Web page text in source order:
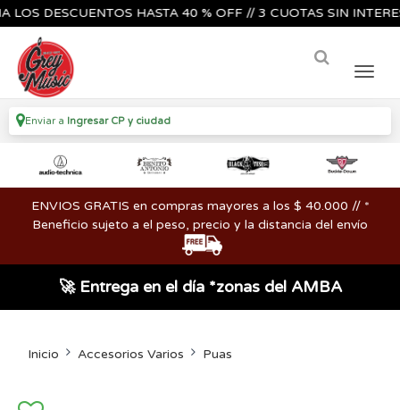
DESCUENTOS HASTA 40 % OFF // 3 CUOTAS SIN
Enviar a Ingresar CP y ciudad
ENVIOS GRATIS en compras mayores a los $ 40.000 // *
Beneficio sujeto a el peso, precio y la distancia del envío
🚀 Entrega en el día *zonas del AMBA
Inicio Accesorios Varios Puas